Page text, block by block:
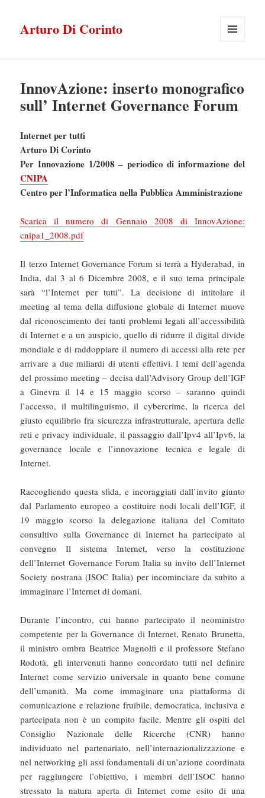
Arturo Di Corinto
InnovAzione: inserto monografico
sull’ Internet Governance Forum
Internet per tutti
Arturo Di Corinto
Per Innovazione 1/2008 – periodico di informazione del
CNIPA
Centro per l’Informatica nella Pubblica Amministrazione
Scarica il numero di Gennaio 2008 di InnovAzione:
cnipa1_2008.pdf
Il terzo Internet Governance Forum si terrà a Hyderabad, in
India, dal 3 al 6 Dicembre 2008, e il suo tema principale
sarà “l’Internet per tutti”. La decisione di intitolare il
meeting al tema della diffusione globale di Internet muove
dal riconoscimento dei tanti problemi legati all’accessibilità
di Internet e a un auspicio, quello di ridurre il digital divide
mondiale e di raddoppiare il numero di accessi alla rete per
arrivare a due miliardi di utenti effettivi. I temi dell’agenda
del prossimo meeting – decisa dall’Advisory Group dell’IGF
a Ginevra il 14 e 15 maggio scorso – saranno quindi
l’accesso, il multilinguismo, il cybercrime, la ricerca del
giusto equilibrio fra sicurezza infrastrutturale, apertura delle
reti e privacy individuale, il passaggio dall’Ipv4 all’Ipv6, la
governance locale e l’innovazione tecnica e legale di
Internet.
Raccogliendo questa sfida, e incoraggiati dall’invito giunto
dal Parlamento europeo a costituire nodi locali dell’IGF, il
19 maggio scorso la delegazione italiana del Comitato
consultivo sulla Governance di Internet ha partecipato al
convegno Il sistema Internet, verso la costituzione
dell’Internet Governance Forum Italia su invito dell’Internet
Society nostrana (ISOC Italia) per incominciare da subito a
immaginare l’Internet di domani.
Durante l’incontro, cui hanno partecipato il neoministro
competente per la Governance di Internet, Renato Brunetta,
il ministro ombra Beatrice Magnolfi e il professore Stefano
Rodotà, gli intervenuti hanno concordato tutti nel definire
Internet come servizio universale in quanto bene comune
dell’umanità. Ma come immaginare una piattaforma di
comunicazione e relazione fruibile, democratica, inclusiva e
partecipata non è un compito facile. Mentre gli ospiti del
Consiglio Nazionale delle Ricerche (CNR) hanno
individuato nel partenariato, nell’internazionalizzazione e
nel networking gli assi fondamentali di un’azione coordinata
per raggiungere l’obiettivo, i membri dell’ISOC hanno
stressato la natura aperta di Internet come esito di una